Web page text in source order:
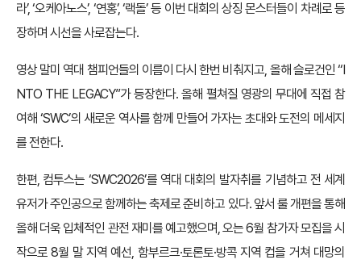
라’, ‘오케아노스’, ‘연홍’, ‘랙돌’ 등 이번 대회의 상징 몬스터들이 차례로 등
장하며 시선을 사로잡는다.
영상 말미 역대 챔피언들의 이름이 다시 한번 비춰지고, 올해 슬로건인 “I
NTO THE LEGACY”가 등장한다. 올해 펼쳐질 영광의 무대에 직접 참
여해 ‘SWC’의 새로운 역사를 함께 만들어 가자는 초대와 도전의 메세지
를 전한다.
한편, 컴투스는 ‘SWC2026’를 역대 대회의 발자취를 기념하고 전 세계
유저가 주인공으로 함께하는 축제로 준비하고 있다. 앞서 룰 개편을 통해
올해 더욱 입체적인 관전 재미를 예고했으며, 오는 6월 참가자 모집을 시
작으로 8월 말 지역 예선, 함부르크·토론토·방콕 지역 컵을 거쳐 대망의